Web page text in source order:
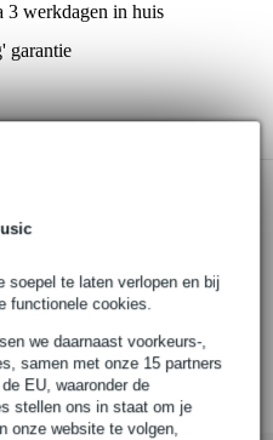
soepel te laten verlopen en bij
functionele cookies.
we daarnaast voorkeurs-,
samen met onze 15 partners
EU, waaronder de
stellen ons in staat om je
onze website te volgen,
3 werkdagen in huis
garantie
Multiple Stands